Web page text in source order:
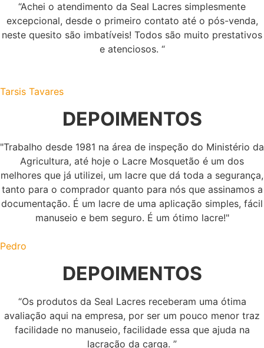
“Achei o atendimento da Seal Lacres simplesmente
excepcional, desde o primeiro contato até o pós-venda,
neste quesito são imbatíveis! Todos são muito prestativos
e atenciosos. “
Tarsis Tavares
DEPOIMENTOS
"Trabalho desde 1981 na área de inspeção do Ministério da
Agricultura, até hoje o Lacre Mosquetão é um dos
melhores que já utilizei, um lacre que dá toda a segurança,
tanto para o comprador quanto para nós que assinamos a
documentação. É um lacre de uma aplicação simples, fácil
manuseio e bem seguro. É um ótimo lacre!"
Pedro
DEPOIMENTOS
“Os produtos da Seal Lacres receberam uma ótima
avaliação aqui na empresa, por ser um pouco menor traz
facilidade no manuseio, facilidade essa que ajuda na
lacração da carga. ”